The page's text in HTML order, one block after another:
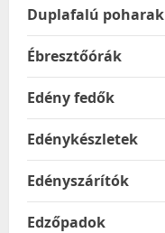
Duplafalú poharak
Ébresztőórák
Edény fedők
Edénykészletek
Edényszárítók
Edzőpadok